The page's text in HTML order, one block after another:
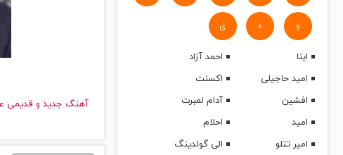
و ه ی
اینا
احمد آزاد
امید حاجیلی
اکسنت
افشین
آدام لمبرت
امید
احلام
امیر تتلو
الی گولدینگ
آهنگ جدید